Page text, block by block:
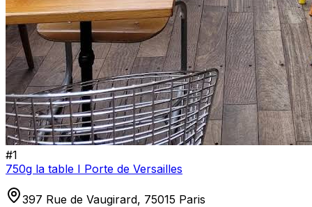
#1
750g la table I Porte de Versailles
397 Rue de Vaugirard, 75015 Paris